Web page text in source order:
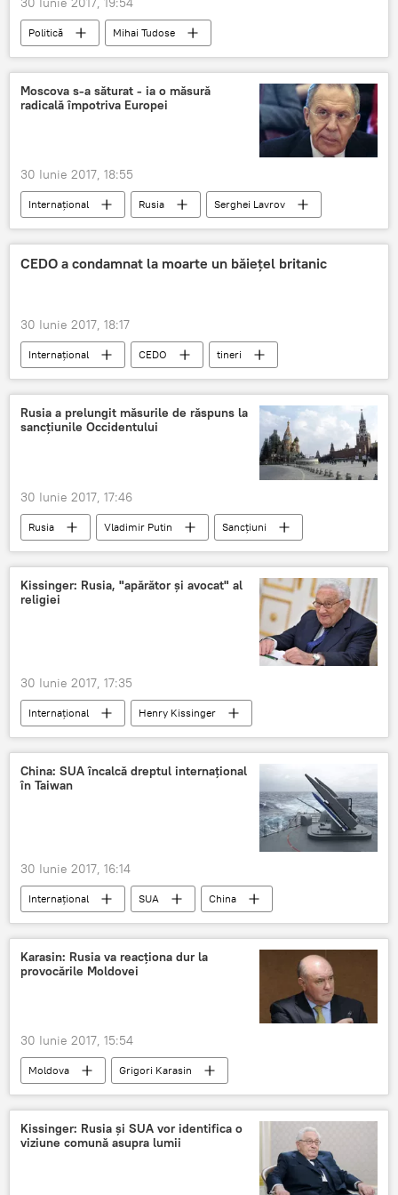
Politică Mihai Tudose
Moscova s-a săturat - ia o măsură
radicală împotriva Europei
30 Iunie 2017, 18:55
Internaţional Rusia Serghei Lavrov
CEDO a condamnat la moarte un băieţel britanic
30 Iunie 2017, 18:17
Internaţional CEDO
tineri
părinți
britanic
Rusia a prelungit măsurile de răspuns la
sancțiunile Occidentului
30 Iunie 2017, 17:46
Rusia Vladimir Putin Sancțiuni
Kissinger: Rusia, "apărător și avocat" al
religiei
30 Iunie 2017, 17:35
Internaţional Henry Kissinger
China: SUA încalcă dreptul internațional
în Taiwan
30 Iunie 2017, 16:14
Internaţional SUA
China
Taiwan
Karasin: Rusia va reacționa dur la
provocările Moldovei
30 Iunie 2017, 15:54
Moldova Grigori Karasin
Kissinger: Rusia și SUA vor identifica o
viziune comună asupra lumii